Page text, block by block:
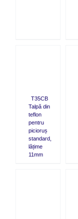
T35CB
Talpă din
teflon
pentru
picioruș
standard,
lățime
11mm